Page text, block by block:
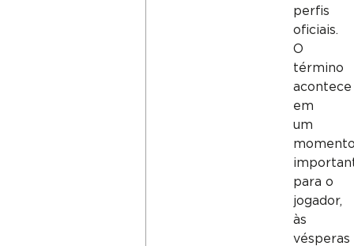
perfis
oficiais.
O
término
acontece
em
um
para o
jogador,
às
vésperas